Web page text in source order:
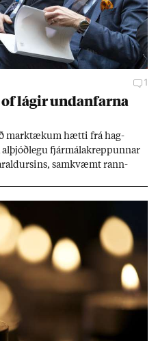
1
lág­ir und­an­farna
mark­tæk­um hætti frá hag­
fjár­málakrepp­unn­ar
sam­kvæmt rann­